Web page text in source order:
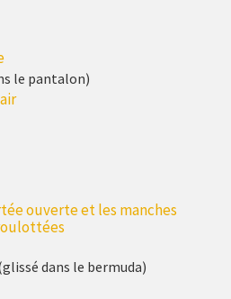
le pantalon)
ouverte et les manches
dans le bermuda)